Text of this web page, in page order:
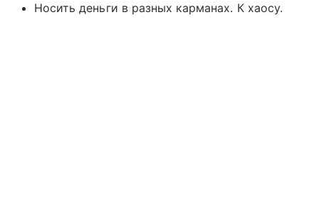
Носить деньги в разных карманах. К хаосу.